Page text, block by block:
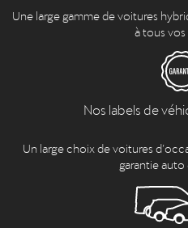
Une large gamme de voitures
à tous vos
Nos labels de
Un large choix de voitures
garantie